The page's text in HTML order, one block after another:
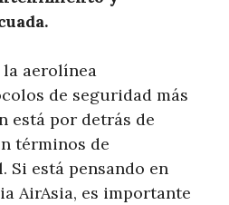
aerolínea
de seguridad más
está por detrás de
términos de
Si está pensando en
AirAsia, es importante